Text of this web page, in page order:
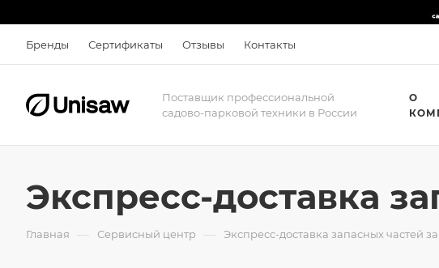
Бренды Сертификаты Отзывы Контакты
Поставщик профессиональной
садово-парковой техники в России
О
Экспресс-доставка
Главная — Сервисный центр — Экспресс-доставка запасных частей